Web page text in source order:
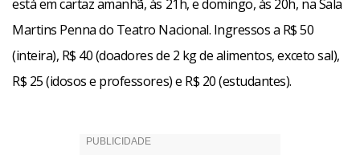
está em cartaz amanhã, às 21h, e domingo, às 20h, na Sala
Martins Penna do Teatro Nacional. Ingressos a R$ 50
(inteira), R$ 40 (doadores de 2 kg de alimentos, exceto sal),
R$ 25 (idosos e professores) e R$ 20 (estudantes).